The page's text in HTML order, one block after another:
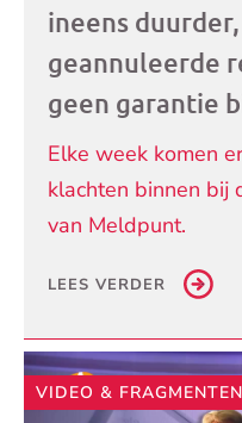
ineens
geannuleerde
geen garantie
Elke week komen
klachten binnen bij
van Meldpunt.
LEES VERDER
VIDEO & FRAGMENTEN